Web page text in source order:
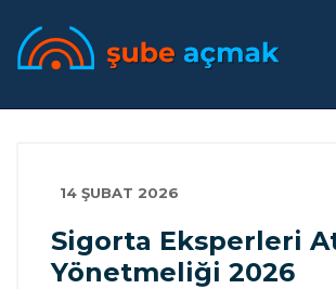
14 ŞUBAT 2026
Sigorta Eksperleri
Yönetmeliği 2026